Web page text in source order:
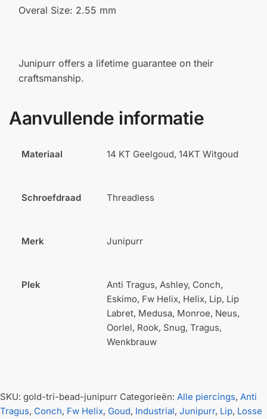
Overal Size: 2.55 mm
Junipurr offers a lifetime guarantee on their
craftsmanship.
Aanvullende informatie
Materiaal 14 KT Geelgoud, 14KT Witgoud
Schroefdraad Threadless
Merk Junipurr
Plek
Anti Tragus, Ashley, Conch,
Eskimo, Fw Helix, Helix, Lip, Lip
Labret, Medusa, Monroe, Neus,
Oorlel, Rook, Snug, Tragus,
Wenkbrauw
SKU: gold-tri-bead-junipurr Categorieën: Alle piercings, Anti
Tragus, Conch, Fw Helix, Goud, Industrial, Junipurr, Lip, Losse